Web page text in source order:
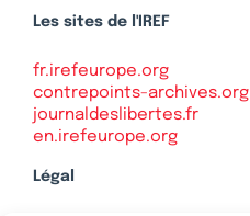
Les sites de l'IREF
fr.irefeurope.org
contrepoints-archives.org
journaldeslibertes.fr
en.irefeurope.org
Légal